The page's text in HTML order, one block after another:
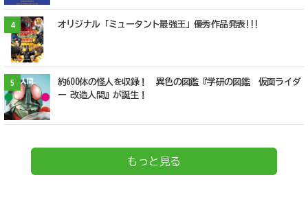
4 オリジナル「ミュータント最強王」優秀作品発表!!!
5
約600体の怪人を収録！ 異色の図鑑『学研の図鑑 仮面ライダ
ー 改造人間』が誕生！
もっと見る